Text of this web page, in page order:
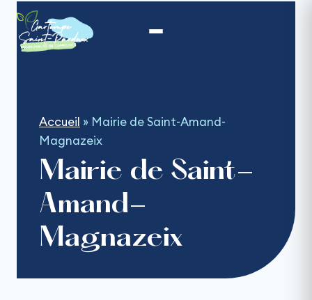
contenu
Accueil » Mairie de Saint-Amand-
Magnazeix
Mairie de Saint-
Amand-
Magnazeix